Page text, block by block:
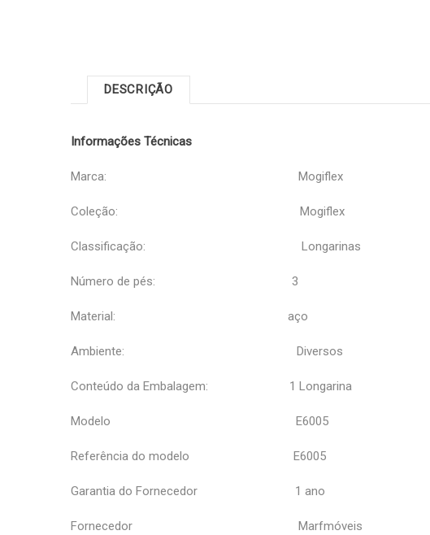
DESCRIÇÃO
Informações Técnicas
Marca: Mogiflex
Coleção: Mogiflex
Classificação: Longarinas
Número de pés: 3
Material: aço
Ambiente: Diversos
Conteúdo da Embalagem: 1 Longarina
Modelo E6005
Referência do modelo E6005
Garantia do Fornecedor 1 ano
Fornecedor Marfmóveis